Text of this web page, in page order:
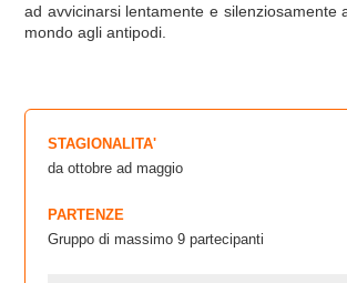
ad avvicinarsi lentamente e silenziosamente
mondo agli antipodi.
STAGIONALITA'
da ottobre ad maggio
PARTENZE
Gruppo di massimo 9 partecipanti